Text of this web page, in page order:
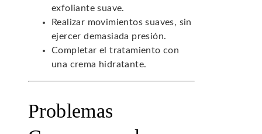
exfoliante suave.
Realizar movimientos suaves, sin
ejercer demasiada presión.
Completar el tratamiento con
una crema hidratante.
Problemas